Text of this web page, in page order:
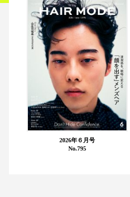
2026年６月号
No.795